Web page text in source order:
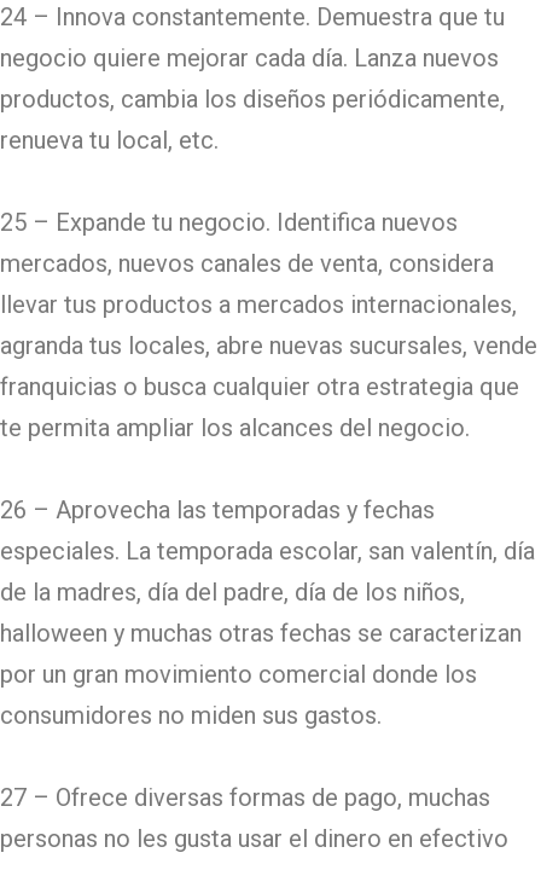
24 – Innova constantemente. Demuestra que tu
negocio quiere mejorar cada día. Lanza nuevos
productos, cambia los diseños periódicamente,
renueva tu local, etc.
25 – Expande tu negocio. Identifica nuevos
mercados, nuevos canales de venta, considera
llevar tus productos a mercados internacionales,
agranda tus locales, abre nuevas sucursales, vende
franquicias o busca cualquier otra estrategia que
te permita ampliar los alcances del negocio.
26 – Aprovecha las temporadas y fechas
especiales. La temporada escolar, san valentín, día
de la madres, día del padre, día de los niños,
halloween y muchas otras fechas se caracterizan
por un gran movimiento comercial donde los
consumidores no miden sus gastos.
27 – Ofrece diversas formas de pago, muchas
personas no les gusta usar el dinero en efectivo